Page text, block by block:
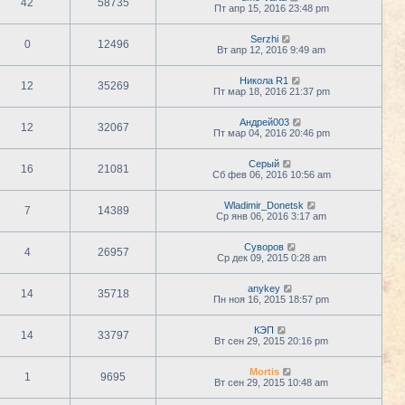
42 58735
Пт апр 15, 2016 23:48 pm
0 12496
Serzhi
Вт апр 12, 2016 9:49 am
12 35269
Никола R1
Пт мар 18, 2016 21:37 pm
12 32067
Андрей003
Пт мар 04, 2016 20:46 pm
16 21081
Серый
Сб фев 06, 2016 10:56 am
7 14389
Wladimir_Donetsk
Ср янв 06, 2016 3:17 am
4 26957
Суворов
Ср дек 09, 2015 0:28 am
14 35718
anykey
Пн ноя 16, 2015 18:57 pm
14 33797
КЭП
Вт сен 29, 2015 20:16 pm
1 9695
Mortis
Вт сен 29, 2015 10:48 am